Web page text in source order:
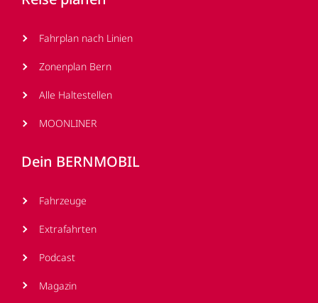
Fahrplan nach Linien
Zonenplan Bern
Alle Haltestellen
MOONLINER
Dein BERNMOBIL
Fahrzeuge
Extrafahrten
Podcast
Magazin